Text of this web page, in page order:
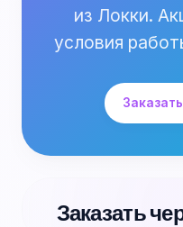
из Локки.
условия
Заказать